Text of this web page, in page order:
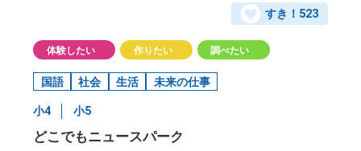
すき！ 523
体験したい 作りたい 調べたい
国語 社会 生活 未来の仕事
小4 小5
どこでもニュースパーク